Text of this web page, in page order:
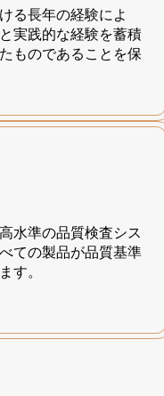
る長年の経験によ
実践的な経験を蓄積
ものであることを保
水準の品質検査シス
ての製品が品質基準
す。